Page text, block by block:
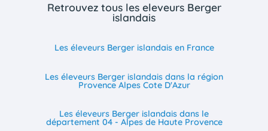
Retrouvez tous les eleveurs Berger
islandais
Les éleveurs Berger islandais en France
Les éleveurs Berger islandais dans la région
Provence Alpes Cote D'Azur
Les éleveurs Berger islandais dans le
département 04 - Alpes de Haute Provence